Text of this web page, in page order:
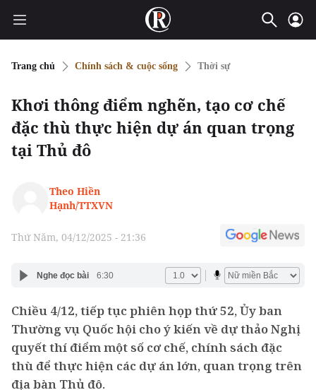
Trang chủ Chính sách & cuộc sống Thời sự
Khơi thông điểm nghẽn, tạo cơ chế
đặc thù thực hiện dự án quan trọng
tại Thủ đô
Theo Hiền
Hạnh/TTXVN
Thứ Năm, 04/12/2025 - 21:36
Nghe đọc bài 6:30
Chiều 4/12, tiếp tục phiên họp thứ 52, Ủy ban
Thường vụ Quốc hội cho ý kiến về dự thảo Nghị
quyết thí điểm một số cơ chế, chính sách đặc
thù để thực hiện các dự án lớn, quan trọng trên
địa bàn Thủ đô.